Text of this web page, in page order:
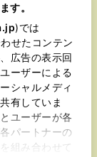
す。
)では
せたコンテン
広告の表示回
ーザーによる
シャルメディ
有していま
ユーザーが各
パートナーの
組み合わせて
よう－避
感染対策など、
適にする工夫に
記事を読む
→